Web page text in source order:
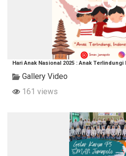
Hari Anak Nasional 2025 : Anak
Gallery Video
161 views